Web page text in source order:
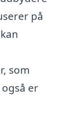
på
som
er